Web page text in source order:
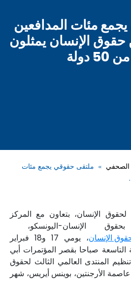
مئات المدافعين
الإنسان يمثلون
دولة
الصحفي
ملتقى حقوقي يجمع مئات
الإنسان، بتعاون مع المركز
الإنسان-اليونسكو،
الإنسان
، يومي 17 و18 فبراير
التاسعة صباحا بقصر المؤتمرات أبي
المنتدى العالمي الثالث لحقوق
الأرجنتين، بوينس أيريس، شهر